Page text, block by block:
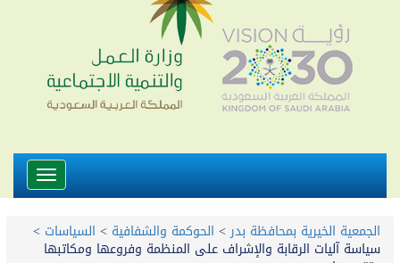
Toggle
الجمعية الخيرية بمحافظة بدر> الحوكمة والشفافية > السياسات >
سياسة آليات الرقابة والإشراف على المنظمة وفروعها ومكاتبها